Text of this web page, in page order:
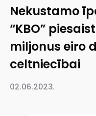
Nekustamo
“KBO”
miljonus eiro
celtniecībai
02.06.2023.